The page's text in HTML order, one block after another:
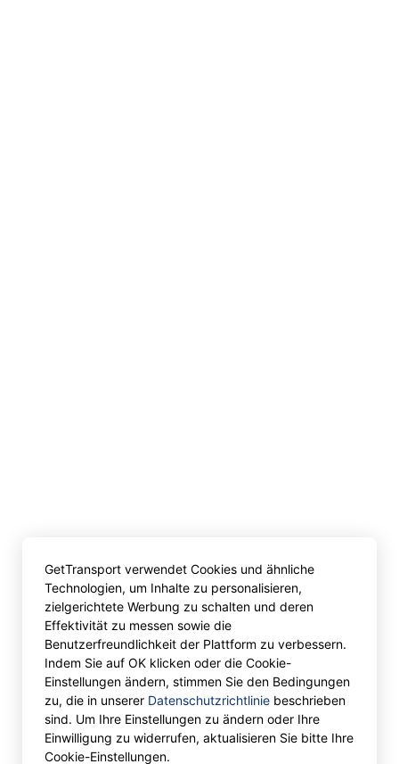
GetTransport verwendet Cookies und ähnliche
Technologien, um Inhalte zu personalisieren,
zielgerichtete Werbung zu schalten und deren
Effektivität zu messen sowie die
Benutzerfreundlichkeit der Plattform zu verbessern.
Indem Sie auf OK klicken oder die Cookie-
Einstellungen ändern, stimmen Sie den Bedingungen
zu, die in unserer Datenschutzrichtlinie beschrieben
sind. Um Ihre Einstellungen zu ändern oder Ihre
Einwilligung zu widerrufen, aktualisieren Sie bitte Ihre
Cookie-Einstellungen.